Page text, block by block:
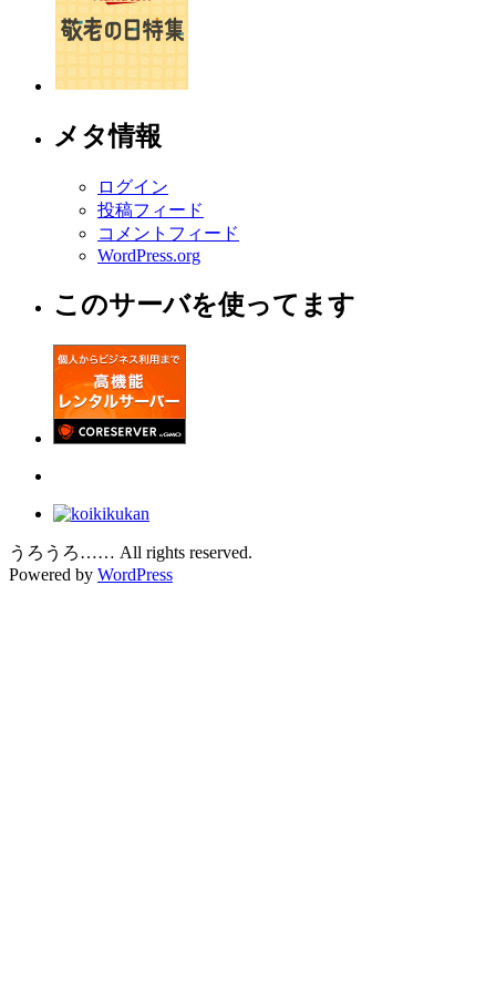
メタ情報
ログイン
投稿フィード
コメントフィード
WordPress.org
このサーバを使ってます
うろうろ…… All rights reserved.
Powered by WordPress